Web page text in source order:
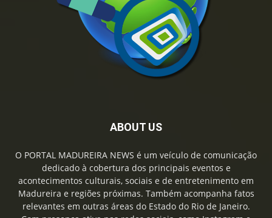
ABOUT US
O PORTAL MADUREIRA NEWS é um veículo de comunicação
dedicado à cobertura dos principais eventos e
acontecimentos culturais, sociais e de entretenimento em
Madureira e regiões próximas. Também acompanha fatos
relevantes em outras áreas do Estado do Rio de Janeiro.